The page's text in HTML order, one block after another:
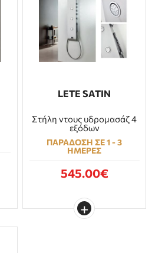
LETE SATIN
Στήλη ντους υδρομασάζ 4
εξόδων
ΠΑΡΑΔΟΣΗ ΣΕ 1 - 3
ΗΜΕΡΕΣ
545.00€